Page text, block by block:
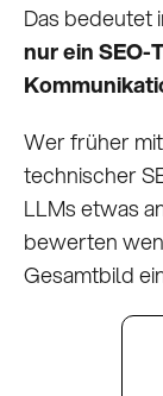
Das bedeutet
nur ein SEO-
Wer früher
technischer
LLMs etwas
bewerten
Gesamtbild